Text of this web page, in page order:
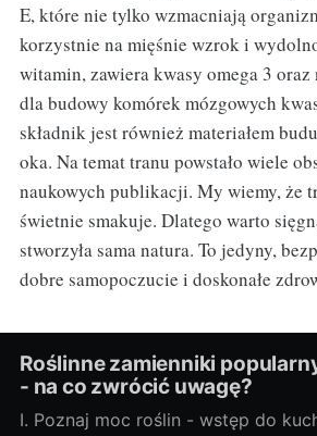
E, które nie tylko wzmacniają
korzystnie na mięśnie wzrok i
witamin, zawiera kwasy omega 3
dla budowy komórek mózgowych
składnik jest również materiałem
oka. Na temat tranu powstało wiele
naukowych publikacji. My wiemy, że
świetnie smakuje. Dlatego warto
stworzyła sama natura. To jedyny,
dobre samopoczucie i doskonałe
Roślinne zamienniki
- na co zwrócić uwagę?
I. Poznaj moc roślin - wstęp do